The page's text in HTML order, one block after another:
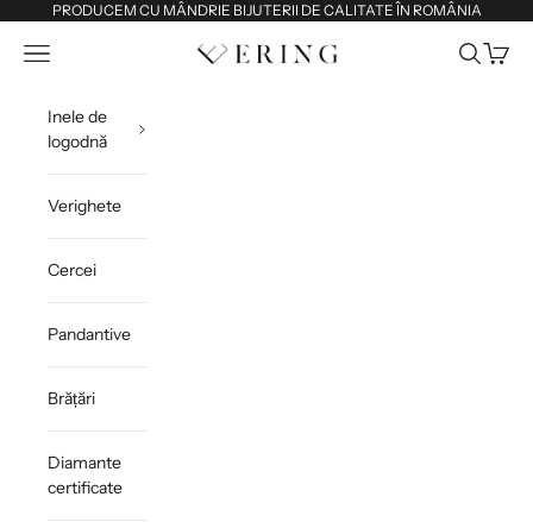
Sari la conținutPRODUCEM CU MÂNDRIE BIJUTERII DE CALITATE ÎN ROMÂNIA
Ering
Deschide meniul de navigare Deschide
Inele de
logodnă
Verighete
Cercei
Pandantive
Brățări
Diamante
certificate